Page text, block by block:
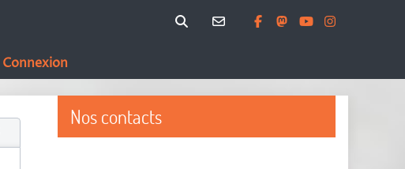
Connexion
Nos contacts